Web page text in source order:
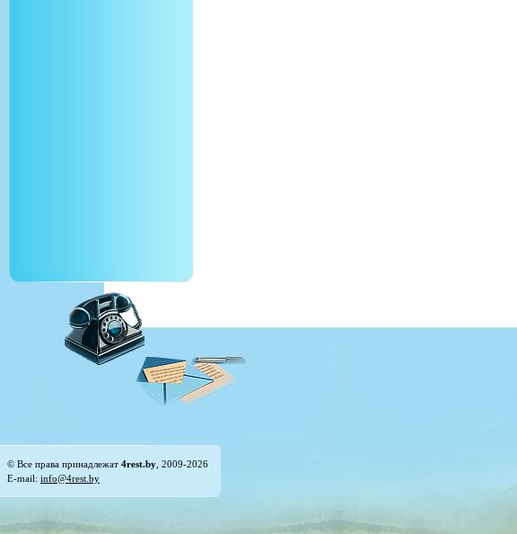
© Все права принадлежат 4rest.by , 2009-2026
E-mail: info@4rest.by